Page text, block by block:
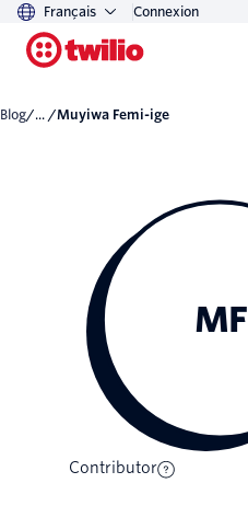
Français Connexion
Blog/... / Muyiwa Femi-ige
MF
Contributor